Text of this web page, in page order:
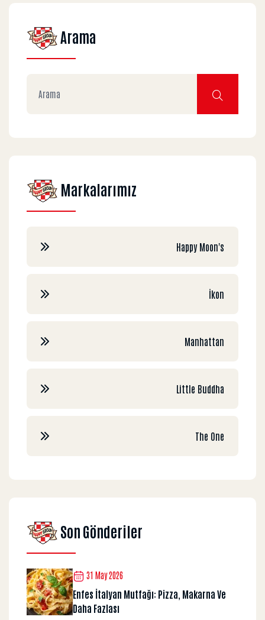
Arama
Markalarımız
Happy Moon's
İkon
Manhattan
Little Buddha
The One
Son Gönderiler
31 May 2026
Enfes İtalyan Mutfağı: Pizza, Makarna Ve
Daha Fazlası